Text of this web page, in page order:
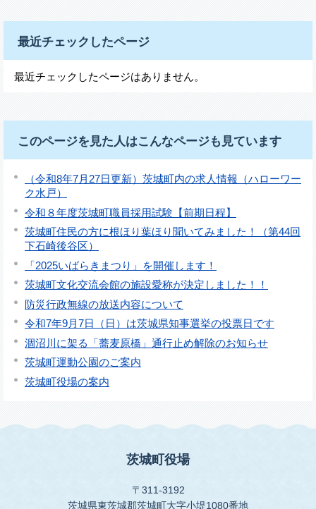
最近チェックしたページ
最近チェックしたページはありません。
このページを見た人はこんなページも見ています
（令和8年7月27日更新）茨城町内の求人情報（ハローワー
ク水戸）
令和８年度茨城町職員採用試験【前期日程】
茨城町住民の方に根ほり葉ほり聞いてみました！（第44回
下石崎後谷区）
「2025いばらきまつり」を開催します！
茨城町文化交流会館の施設愛称が決定しました！！
防災行政無線の放送内容について
令和7年9月7日（日）は茨城県知事選挙の投票日です
涸沼川に架る「蕎麦原橋」通行止め解除のお知らせ
茨城町運動公園のご案内
茨城町役場の案内
茨城町役場
〒311-3192
茨城県東茨城郡茨城町大字小堤1080番地